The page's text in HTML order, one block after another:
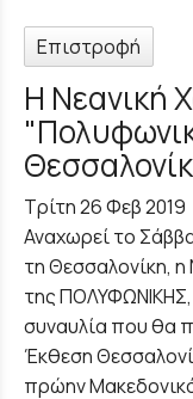
Επιστροφή
Η Νεανική
Τρίτη 26 Φεβ 2019
Αναχωρεί το
τη Θεσσαλονίκη,
της ΠΟΛΥΦΩΝΙΚΗΣ,
συναυλία που θα
Έκθεση
πρώην